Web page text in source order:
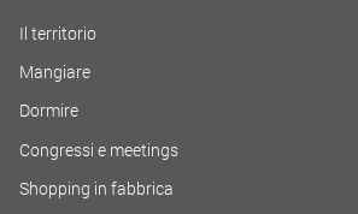
Il territorio
Mangiare
Dormire
Congressi e meetings
Shopping in fabbrica